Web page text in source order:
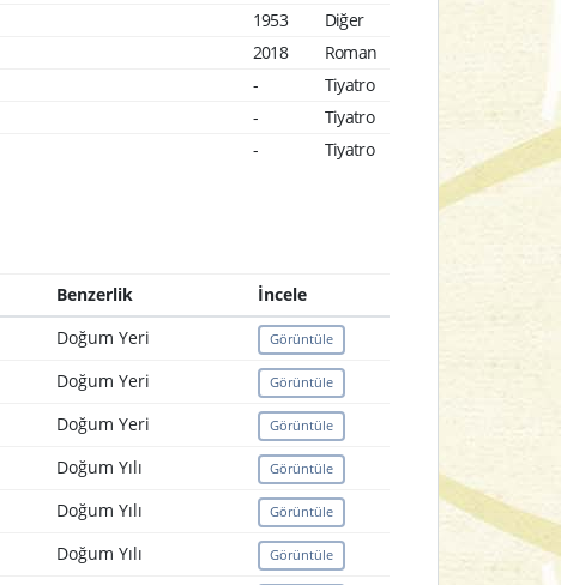
1953
Diğer
2018
Roman
-
Tiyatro
-
Tiyatro
- Tiyatro
Benzerlik
İncele
Doğum Yeri Görüntüle
Doğum Yeri Görüntüle
Doğum Yeri Görüntüle
Doğum Yılı Görüntüle
Doğum Yılı Görüntüle
Doğum Yılı Görüntüle